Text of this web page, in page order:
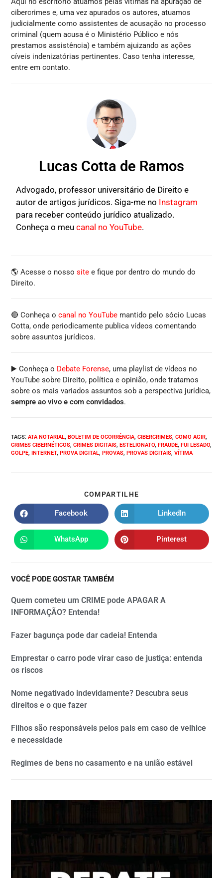
cibercrimes e, uma vez apurados os autores, atuamos
judicialmente como assistentes de acusação no processo
criminal (quem acusa é o Ministério Público e nós
prestamos assistência) e também ajuizando as ações
cíveis indenizatórias pertinentes. Caso tenha interesse,
entre em contato.
Lucas Cotta de Ramos
Advogado, professor universitário de Direito e
autor de artigos jurídicos. Siga-me no Instagram
para receber conteúdo jurídico atualizado.
Conheça o meucanal no YouTube.
🌎 Acesse o nossosite e fique por dentro do mundo do
Direito.
🔴 Conheça ocanal no YouTube mantido pelo sócio Lucas
Cotta, onde periodicamente publica vídeos comentando
sobre assuntos jurídicos.
▶️ Conheça o Debate Forense, uma playlist de vídeos no
YouTube sobre Direito, política e opinião, onde tratamos
sobre os mais variados assuntos sob a perspectiva jurídica,
sempre ao vivo e com convidados.
TAGS:ATA NOTARIAL, BOLETIM DE OCORRÊNCIA, CIBERCRIMES, COMO AGIR,
CRIMES CIBERNÉTICOS, CRIMES DIGITAIS, ESTELIONATO, FRAUDE, FUI LESADO,
GOLPE, INTERNET, PROVA DIGITAL, PROVAS, PROVAS DIGITAIS, VÍTIMA
COMPARTILHE
Facebook LinkedIn
WhatsApp Pinterest
VOCÊ PODE GOSTAR TAMBÉM
Quem cometeu um CRIME pode APAGAR A
INFORMAÇÃO? Entenda!
Fazer bagunça pode dar cadeia! Entenda
Emprestar o carro pode virar caso de justiça: entenda
os riscos
Nome negativado indevidamente? Descubra seus
direitos e o que fazer
Filhos são responsáveis pelos pais em caso de velhice
e necessidade
Regimes de bens no casamento e na união estável